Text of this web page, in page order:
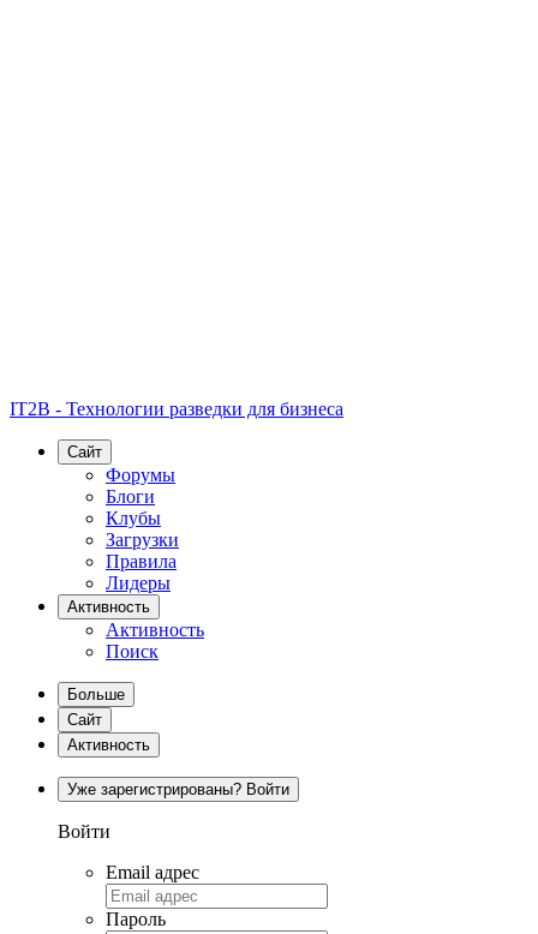
IT2B - Технологии разведки для бизнеса
Сайт
Форумы
Блоги
Клубы
Загрузки
Правила
Лидеры
Активность
Активность
Поиск
Больше
Сайт
Активность
Уже зарегистрированы? Войти
Войти
Email адрес
Пароль